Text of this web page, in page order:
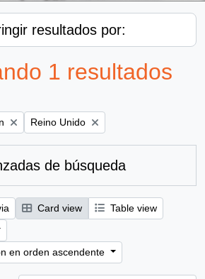
resultados por:
1 resultados
Remove filter:
Reino Unido
de búsqueda
Card view
Table view
en orden ascendente